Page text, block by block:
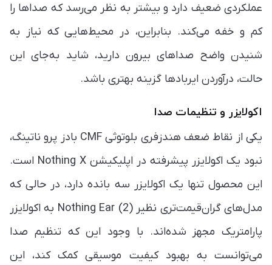
عملکردی ضعیف دارد و بیشتر به نظر می‌رسد که صداها را
کم و خفه می‌کند. بنابراین، در محیط‌هایی که نیاز به
شنیدن واضح صداهای بیرون دارید، شاید به‌جای این
حالت، درآوردن ایربادها گزینه بهتری باشد.
اکولایزر و تنظیمات صدا
یکی از نقاط ضعف هندزفری بلوتوثی CMF بادز پرو ناتینگ،
نبود یک اکولایزر پیشرفته در اپلیکیشن Nothing X است.
این محصول تنها یک اکولایزر سه بانده دارد، در حالی که
مدل‌های گران‌قیمت‌تری نظیر Nothing Ear (2) به اکولایزر
پارامتریک مجهز شده‌اند. با وجود این که تنظیم صدا
می‌توانست به بهبود کیفیت موسیقی کمک کند، این